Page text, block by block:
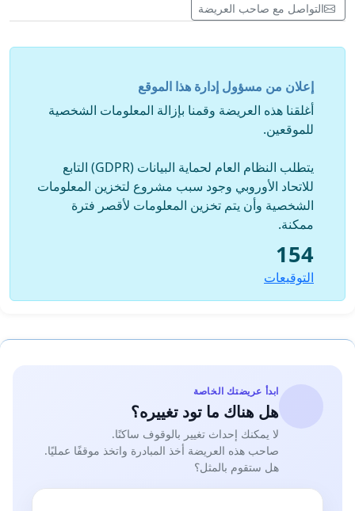
التواصل مع صاحب العريضة
إعلان من مسؤول إدارة هذا الموقع
أغلقنا هذه العريضة وقمنا بإزالة المعلومات الشخصية
للموقعين.
يتطلب النظام العام لحماية البيانات (GDPR) التابع
للاتحاد الأوروبي وجود سبب مشروع لتخزين المعلومات
الشخصية وأن يتم تخزين المعلومات لأقصر فترة
ممكنة.
154
التوقيعات
ابدأ عريضتك الخاصة
هل هناك ما تود تغييره؟
لا يمكنك إحداث تغيير بالوقوف ساكنًا.
صاحب هذه العريضة أخذ المبادرة واتخذ موقفًا عمليًا.
هل ستقوم بالمثل؟